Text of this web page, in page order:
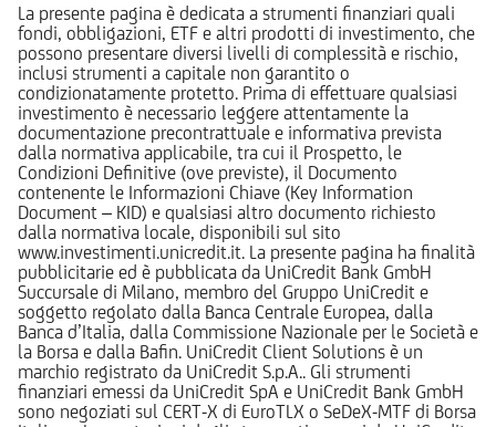
La presente pagina è dedicata a strumenti finanziari quali
fondi, obbligazioni, ETF e altri prodotti di investimento, che
possono presentare diversi livelli di complessità e rischio,
inclusi strumenti a capitale non garantito o
condizionatamente protetto. Prima di effettuare qualsiasi
investimento è necessario leggere attentamente la
documentazione precontrattuale e informativa prevista
dalla normativa applicabile, tra cui il Prospetto, le
Condizioni Definitive (ove previste), il Documento
contenente le Informazioni Chiave (Key Information
Document – KID) e qualsiasi altro documento richiesto
dalla normativa locale, disponibili sul sito
www.investimenti.unicredit.it. La presente pagina ha finalità
pubblicitarie ed è pubblicata da UniCredit Bank GmbH
Succursale di Milano, membro del Gruppo UniCredit e
soggetto regolato dalla Banca Centrale Europea, dalla
Banca d’Italia, dalla Commissione Nazionale per le Società e
la Borsa e dalla Bafin. UniCredit Client Solutions è un
marchio registrato da UniCredit S.p.A.. Gli strumenti
finanziari emessi da UniCredit SpA e UniCredit Bank GmbH
sono negoziati sul CERT-X di EuroTLX o SeDeX-MTF di Borsa